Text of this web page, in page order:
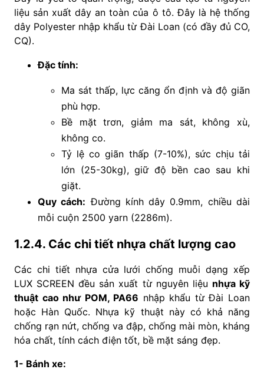
liệu sản xuất dây an toàn của ô tô. Đây là hệ thống
dây Polyester nhập khẩu từ Đài Loan (có đầy đủ CO,
CQ).
Đặc tính:
Ma sát thấp, lực căng ổn định và độ giãn
phù hợp.
Bề mặt trơn, giảm ma sát, không xù,
không co.
Tỷ lệ co giãn thấp (7-10%), sức chịu tải
lớn (25-30kg), giữ độ bền cao sau khi
giặt.
Quy cách: Đường kính dây 0.9mm, chiều dài
mỗi cuộn 2500 yarn (2286m).
1.2.4. Các chi tiết nhựa chất lượng cao
Các chi tiết nhựa cửa lưới chống muỗi dạng xếp
LUX SCREEN đều sản xuất từ nguyên liệu nhựa kỹ
thuật cao như POM, PA66 nhập khẩu từ Đài Loan
hoặc Hàn Quốc. Nhựa kỹ thuật này có khả năng
chống rạn nứt, chống va đập, chống mài mòn, kháng
hóa chất, tính cách điện tốt, bề mặt sáng đẹp.
1- Bánh xe: